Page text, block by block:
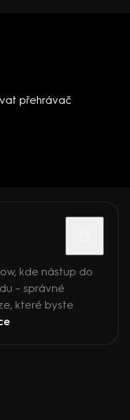
přehrávač
kde nástup do
– správné
které byste